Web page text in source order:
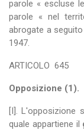
parole « escluse
parole « nel
abrogate a
1947.
ARTICOLO 645
Opposizione (1).
[I]. L'opposizione
quale appartiene il